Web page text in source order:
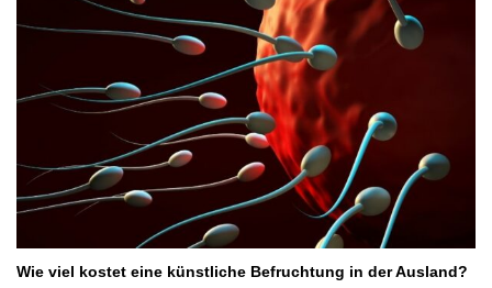
Wie viel kostet eine künstliche Befruchtung in der Ausland?